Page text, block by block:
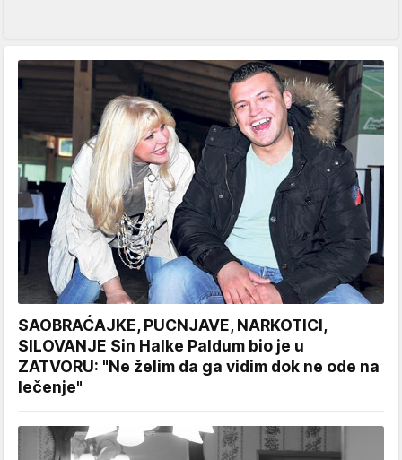
SAOBRAĆAJKE, PUCNJAVE, NARKOTICI,
SILOVANJE Sin Halke Paldum bio je u
ZATVORU: "Ne želim da ga vidim dok ne ode na
lečenje"